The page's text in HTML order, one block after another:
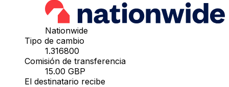
Nationwide
Tipo de cambio
1.316800
Comisión de transferencia
15.00 GBP
El destinatario recibe